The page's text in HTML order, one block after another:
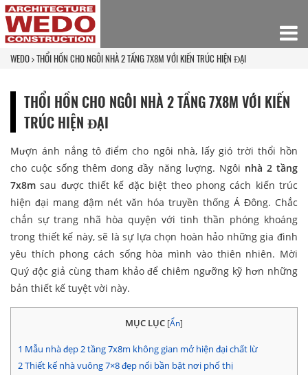
WEDO THỔI HỒN CHO NGÔI NHÀ 2 TẦNG 7X8M VỚI KIẾN TRÚC HIỆN ĐẠI
THỔI HỒN CHO NGÔI NHÀ 2 TẦNG 7X8M VỚI KIẾN
TRÚC HIỆN ĐẠI
Mượn ánh nắng tô điểm cho ngôi nhà, lấy gió trời thổi hồn
cho cuộc sống thêm đong đầy năng lượng. Ngôi nhà 2 tầng
7x8m sau được thiết kế đặc biệt theo phong cách kiến trúc
hiện đại mang đậm nét văn hóa truyền thống Á Đông. Chắc
chắn sự trang nhã hòa quyện với tinh thần phóng khoáng
trong thiết kế này, sẽ là sự lựa chọn hoàn hảo những gia đình
yêu thích phong cách sống hòa mình vào thiên nhiên. Mời
Quý độc giả cùng tham khảo để chiêm ngưỡng kỹ hơn những
bản thiết kế tuyệt vời này.
MỤC LỤC [Ẩn]
1 Mẫu nhà đẹp 2 tầng 7x8m không gian mở hiện đại chất lừ
2Thiết kế nhà vuông 7×8 đẹp nổi bần bật nơi phố thị